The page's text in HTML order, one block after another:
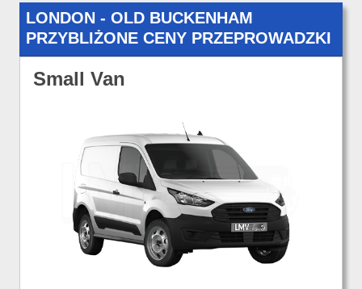
LONDON - OLD BUCKENHAM
PRZYBLIŻONE CENY PRZEPROWADZKI
Small Van